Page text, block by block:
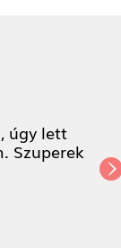
úgy lett
Szuperek